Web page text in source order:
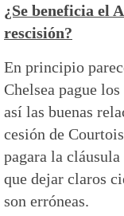
¿Se beneficia el
rescisión?
En principio
Chelsea pague
así las buenas
cesión de
pagara la
que dejar claros
son erróneas.